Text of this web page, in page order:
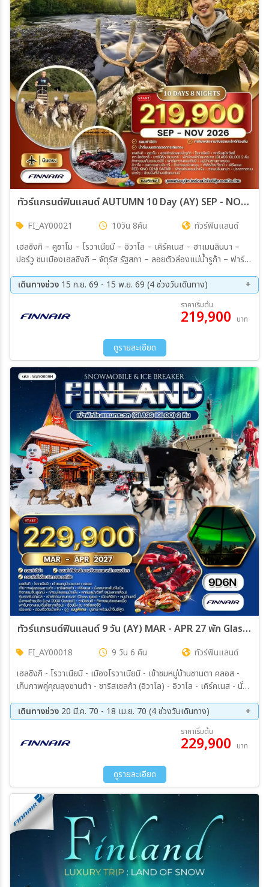
ทัวร์แกรนด์ฟินแลนด์ AUTUMN 10 Day (AY) SEP - NOV 26 พัก IGLOO 2 คืน
FI_AY00021 10วัน 8คืน
ทัวร์ฟินแลนด์
เฮลซิงกิ – คูซาโม – โรวาเนียมี – อิวาโล – เคิร์คเนส – ฮาเมนลินนา –
ปอร์วู ชมเมืองเฮลซิงกิ – จัตุรัส รัฐสภา – ลอยตัวล่องแม่น้ำรูก้า – ฟาร์ม
– หมู่บ้านซานตาครอส – ชมทะเลสาบอินารี – กิจกรรมร่อนทอง –
พิพิธภัณฑ์ซามิ – RED KING CRAB SAFARI – เข้าชมโรงแรมน้ำแข็ง
– ล่าแสงเหนือ – อนุสาวรีย์ซีบีริอุส – โบสถ์หินเทมเปอเลียวคิโอ – มหา
วิหาร Uspenski Cathedral – เซเนท สแควร์ – ปราสาทฮาเม – ช้อปปิ้ง
ชาวฟินน์ – บุฟเฟต์ขาปูยักษ์ Red King Crab พร้อมน้ำจิ้มซีฟู๊ด
เดินทางช่วง 15 ก.ย. 69 - 15 พ.ย. 69 (4 ช่วงวันเดินทาง)
10 ต.ค. 69 - 19 ต.ค. 69
17 ต.ค. 69 - 26 ต.ค. 69
06 พ.ย. 69 - 15 พ.ย. 69
ราคาเริ่มต้น
219,900 บาท
ดูรายละเอียด
ทัวร์แกรนด์ฟินแลนด์ 9 วัน (AY) MAR - APR 27 พัก Glass Igloo 2 คืน
FI_AY00018 9 วัน 6 คืน
ทัวร์ฟินแลนด์
เฮลซิงกิ - โรวาเนียมิ - เมืองโรวาเนียมิ - เข้าชมหมู่บ้านซานตา คลอส -
เก็บภาพคู่คุณลุงซานต้า - ซาริสเซลก้า (อิวาโล) - อิวาโล - เคิร์คเนส - นั่ง
พิเศษ...ปูยักษ์ - เข้าชมโรงแรมน้ำแข็ง - เข้าพักโรงแรมกระจก (Glass
Igloo)(1) - ฟาร์มสุนัขฮัสกี้ (สุนัขลากเลื่อน) - ขับรถสโนว์โมบิล - เข้าพัก
โรงแรมกระจก (Glass Igloo)(2) - อิวาโล – เมืองคิติร่า – ชมเมืองเก่า
หมู่บ้านเลวี่ - นั่งกระเช้าชมวิว (Levi 2000 Gondoli) – ซามิแลนด์ –
มิ – ช้อปปิ้ง ณ จตุรัสลอร์ดี - เมืองเคมิ – ล่องเรือตัดน้ำแข็ง (Ice
breaker) – อูลู่ - เฮลซิงกิ
เดินทางช่วง 20 มี.ค. 70 - 18 เม.ย. 70 (4 ช่วงวันเดินทาง)
03 เม.ย 70 - 11 เม.ย 70
09 เม.ย 70 - 17 เม.ย 70
10 เม.ย 70 - 18 เม.ย 70
ราคาเริ่มต้น
229,900 บาท
ดูรายละเอียด